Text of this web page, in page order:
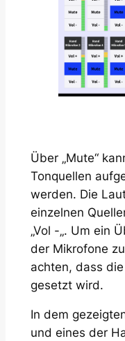
Über „Mute“
Tonquellen
werden. Die
einzelnen
„Vol -„. Um ein
der Mikrofone
achten, dass
gesetzt wird.
In dem
und eines der